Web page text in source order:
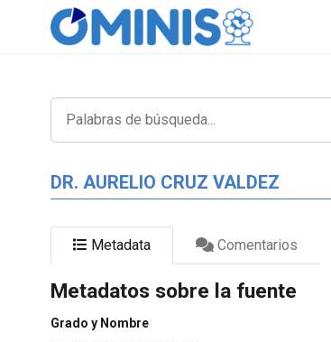
DR. AURELIO CRUZ VALDEZ
Metadata Comentarios
Metadatos sobre la fuente
Grado y Nombre